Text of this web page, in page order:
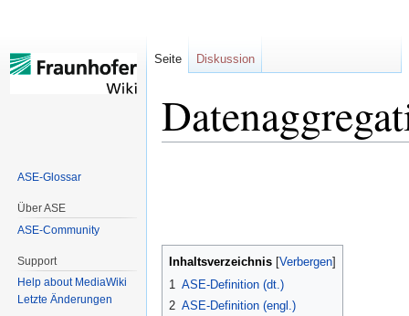
Inhaltsverzeichnis
1 ASE-Definition (dt.)
2 ASE-Definition (engl.)
Seite Diskussion
ASE-Glossar
Über ASE
ASE-Community
Support
Help about MediaWiki
Letzte Änderungen